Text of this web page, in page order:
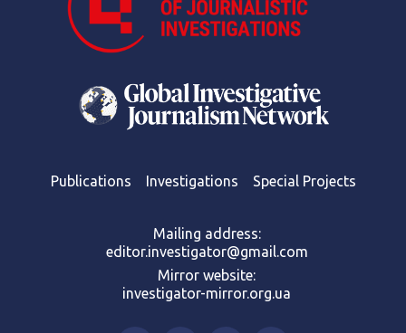
Publications Investigations Special Projects
Mailing address:
editor.investigator@gmail.com
Mirror website:
investigator-mirror.org.ua